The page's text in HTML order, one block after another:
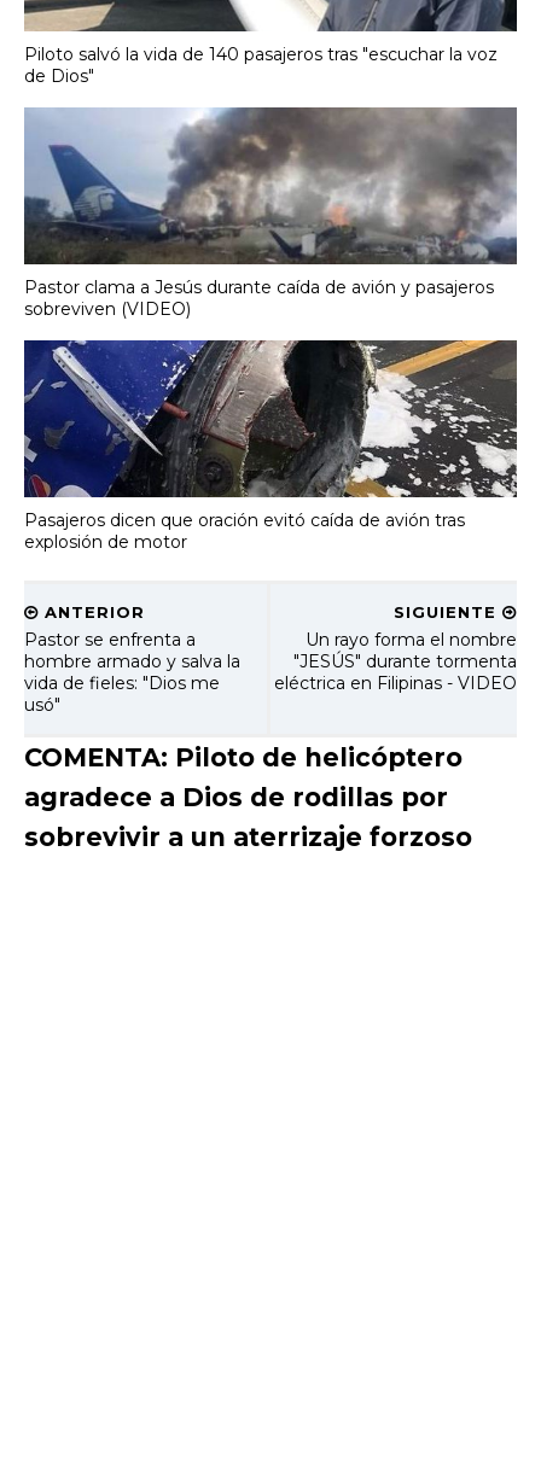
Piloto salvó la vida de 140 pasajeros tras "escuchar la voz
de Dios"
Pastor clama a Jesús durante caída de avión y pasajeros
sobreviven (VIDEO)
Pasajeros dicen que oración evitó caída de avión tras
explosión de motor
SIGUIENTE
Un rayo forma el nombre
"JESÚS" durante tormenta
eléctrica en Filipinas - VIDEO
ANTERIOR
Pastor se enfrenta a
hombre armado y salva la
vida de fieles: "Dios me
usó"
COMENTA: Piloto de helicóptero
agradece a Dios de rodillas por
sobrevivir a un aterrizaje forzoso